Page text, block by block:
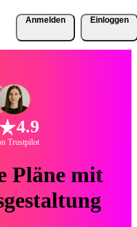
Anmelden Einloggen
4.9
Trustpilot
Pläne mit